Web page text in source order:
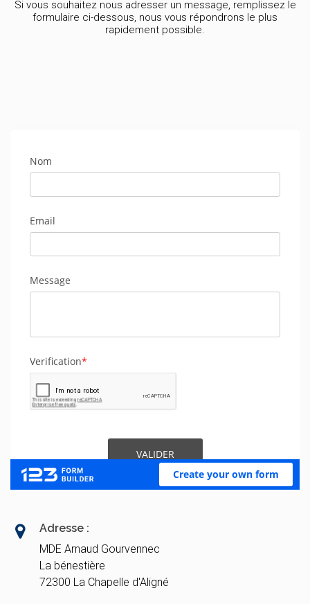
Si vous souhaitez nous adresser un message, remplissez le
formulaire ci-dessous, nous vous répondrons le plus
rapidement possible.
Adresse :
MDE Arnaud Gourvennec
La bénestière
72300 La Chapelle d'Aligné